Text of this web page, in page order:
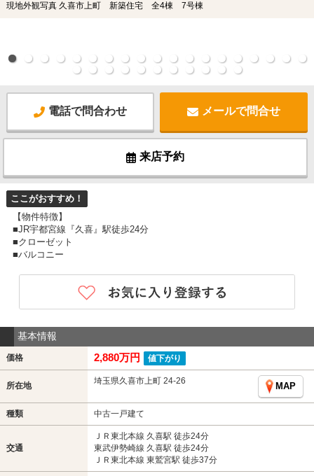
現地外観写真 久喜市上町 新築住宅 全4棟 7号棟
電話で問合わせ メールで問合せ
来店予約
ここがおすすめ！
【物件特徴】
■JR宇都宮線『久喜』駅徒歩24分
■クローゼット
■バルコニー
基本情報
価格 2,880万円 値下がり
所在地 埼玉県久喜市上町 24-26
MAP
種類 中古一戸建て
交通
ＪＲ東北本線 久喜駅 徒歩24分
東武伊勢崎線 久喜駅 徒歩24分
ＪＲ東北本線 東鷲宮駅 徒歩37分